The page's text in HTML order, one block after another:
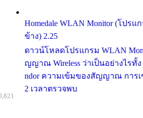
Homedale WLAN Monitor (โป
ข้าง) 2.25
ดาวน์โหลดโปรแกรม WLAN
ญญาณ Wireless ว่าเป็นอย่างไรทั้
ndor ความเข้มของสัญญาณ การเ
2 เวลาตรวจพบ